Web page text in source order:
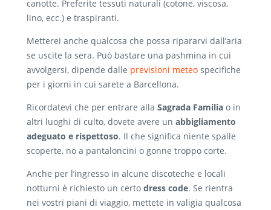
canotte. Preferite tessuti naturali (cotone, viscosa,
lino, ecc.) e traspiranti.
Metterei anche qualcosa che possa ripararvi dall’aria
se uscite la sera. Può bastare una pashmina in cui
avvolgersi, dipende dalle previsioni meteo specifiche
per i giorni in cui sarete a Barcellona.
Ricordatevi che per entrare alla Sagrada Familia o in
altri luoghi di culto, dovete avere un abbigliamento
adeguato e rispettoso. Il che significa niente spalle
scoperte, no a pantaloncini o gonne troppo corte.
Anche per l’ingresso in alcune discoteche e locali
notturni è richiesto un certo dress code. Se rientra
nei vostri piani di viaggio, mettete in valigia qualcosa